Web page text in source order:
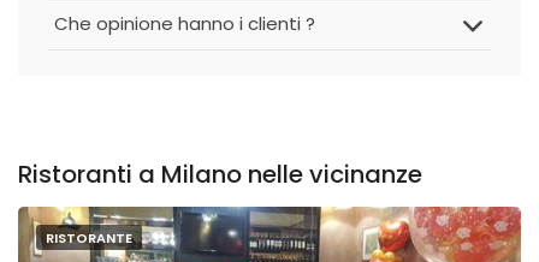
Che opinione hanno i clienti ?
Ristoranti a Milano nelle vicinanze
RISTORANTE